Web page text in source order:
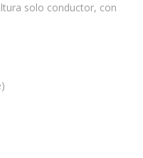
solo conductor, con